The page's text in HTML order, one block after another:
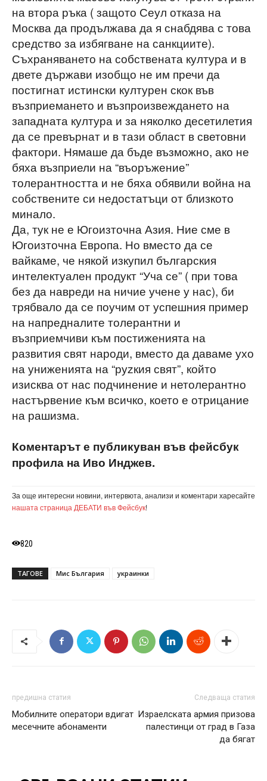
на втора ръка ( защото Сеул отказа на
Москва да продължава да я снабдява с това
средство за избягване на санкциите).
Съхраняването на собствената култура и в
двете държави изобщо не им пречи да
постигнат истински културен скок във
възприемането и възпроизвеждането на
западната култура и за няколко десетилетия
да се превърнат и в тази област в световни
фактори. Нямаше да бъде възможно, ако не
бяха възприели на “въоръжение”
толерантността и не бяха обявили война на
собствените си недостатъци от близкото
минало.
Да, тук не е Югоизточна Азия. Ние сме в
Югоизточна Европа. Но вместо да се
вайкаме, че някой изкупил българския
интелектуален продукт “Уча се” ( при това
без да навреди на ничие учене у нас), би
трябвало да се поучим от успешния пример
на напредналите толерантни и
възприемчиви към постиженията на
развития свят народи, вместо да даваме ухо
на униженията на “руzкия свят”, който
изисква от нас подчинение и нетолерантно
настървение към всичко, което е отрицание
на рашизма.
Коментарът е публикуван във фейсбук
профила на Иво Инджев.
За още интересни новини, интервюта, анализи и коментари харесайте
нашата страница ДЕБАТИ във Фейсбук!
820
ТАГОВЕ Мис България украинки
предишна статия
Мобилните оператори вдигат
месечните абонаменти
Следваща статия
Израелската армия призова
палестинци от град в Газа
да бягат